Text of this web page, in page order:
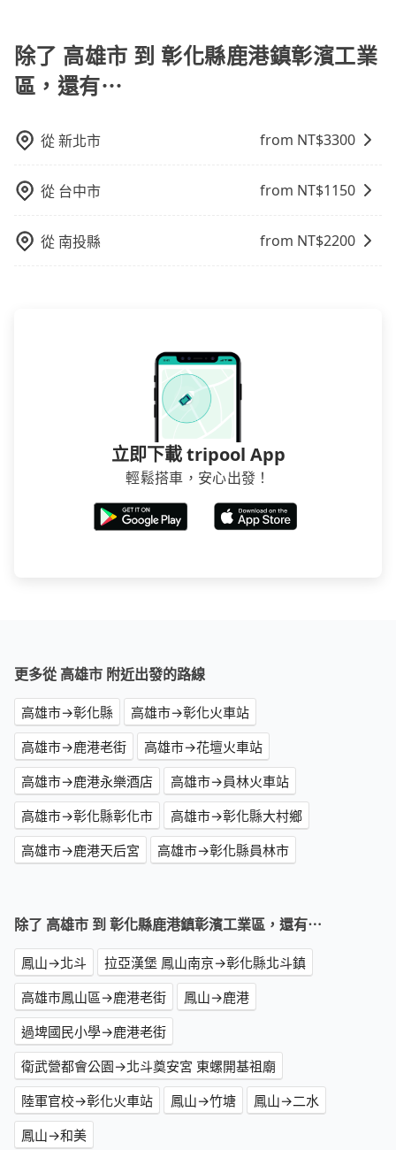
要從高雄市去彰化縣鹿港鎮彰濱工業區，請儘早下訂以
把握最划算的價格。
特殊需求或人數較多，需要大T保母車、20人座中巴、
40人座大巴或遊覽車，可特別填單並另外報價。
旅途安全無憂，我們的司機都是專業且可靠的職業駕
駛。關於價格，旅步官網可一鍵即時查價，所示價格絕
無隱藏費用，且還提供優於其他業者更彈性的取消政
往市區還是郊區，我們都可以為您提供最佳的旅遊體
驗。所以，如果您正在尋找一家可靠的包車公司，
tripool旅步絕對是您值得信任的不二選擇！
除了 高雄市 到 彰化縣鹿港鎮彰濱工業
區，還有⋯
從新北市 from NT$3300
從 台中市 from NT$1150
從 南投縣 from NT$2200
立即下載 tripool App
輕鬆搭車，安心出發！
更多從 高雄市 附近出發的路線
高雄市→彰化縣
高雄市→彰化火車站
高雄市→鹿港老街
高雄市→花壇火車站
高雄市→鹿港永樂酒店
高雄市→員林火車站
高雄市→彰化縣彰化市
高雄市→彰化縣大村鄉
高雄市→鹿港天后宮
高雄市→彰化縣員林市
除了 高雄市 到 彰化縣鹿港鎮彰濱工業區，還有⋯
鳳山→北斗
拉亞漢堡 鳳山南京→彰化縣北斗鎮
高雄市鳳山區→鹿港老街
鳳山→鹿港
過埤國民小學→鹿港老街
衛武營都會公園→北斗奠安宮 東螺開基祖廟
陸軍官校→彰化火車站
鳳山→竹塘
鳳山→二水
鳳山→和美